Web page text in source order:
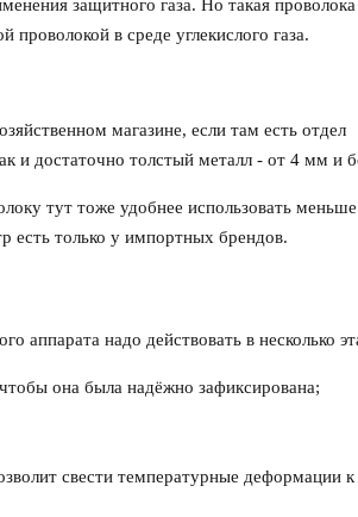
защитного газа. Но такая проволока
в среде углекислого газа.
магазине, если там есть отдел
и достаточно толстый металл - от 4 мм и
тут тоже удобнее использовать меньше
есть только у импортных брендов.
аппарата надо действовать в несколько
она была надёжно зафиксирована;
свести температурные деформации к